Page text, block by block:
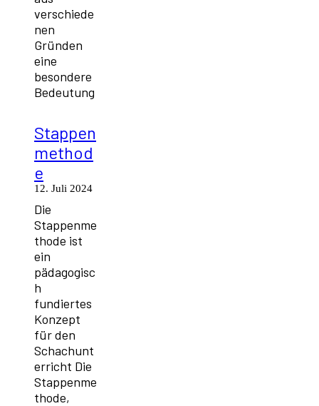
verschiede
nen
Gründen
eine
besondere
Bedeutung
Stappen
method
e
12. Juli 2024
Die
Stappenme
thode ist
ein
pädagogisc
h
fundiertes
Konzept
für den
Schachunt
erricht Die
Stappenme
thode,